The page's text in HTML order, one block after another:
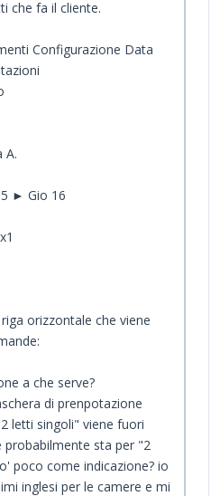
che fa il cliente.
Configurazione Data
No
16
orizzontale che viene
a che serve?
di prenpotazione
letti singoli" viene fuori
probabilmente sta per "2
poco come indicazione? io
inglesi per le camere e mi